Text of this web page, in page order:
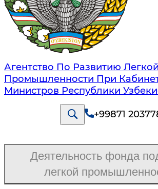
Агентство По Развитию Легкой
Промышленности При
Министров Республики
+99871
Деятельность фонда
легкой